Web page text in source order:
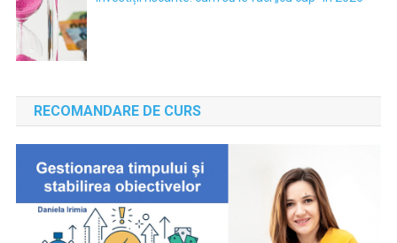
RECOMANDARE DE CURS